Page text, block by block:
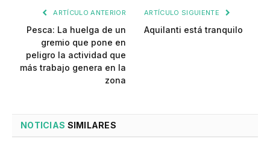
ARTÍCULO ANTERIOR
Pesca: La huelga de un
gremio que pone en
peligro la actividad que
más trabajo genera en la
zona
ARTÍCULO SIGUIENTE
Aquilanti está tranquilo
NOTICIAS SIMILARES